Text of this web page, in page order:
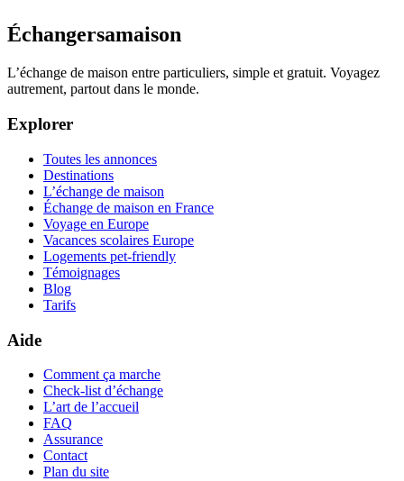
Échangersamaison
L’échange de maison entre particuliers, simple et gratuit. Voyagez
autrement, partout dans le monde.
Explorer
Toutes les annonces
Destinations
L’échange de maison
Échange de maison en France
Voyage en Europe
Vacances scolaires Europe
Logements pet-friendly
Témoignages
Blog
Tarifs
Aide
Comment ça marche
Check-list d’échange
L’art de l’accueil
FAQ
Assurance
Contact
Plan du site